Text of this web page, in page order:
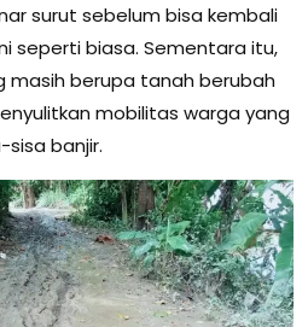
surut sebelum bisa kembali
seperti biasa. Sementara itu,
masih berupa tanah berubah
mobilitas warga yang
sisa banjir.